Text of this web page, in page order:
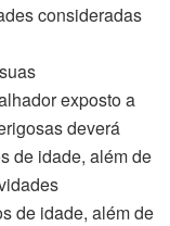
consideradas
exposto a
deverá
de idade, além de
de idade, além de